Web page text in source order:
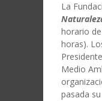
La
horario
horas).
Medio
pasada